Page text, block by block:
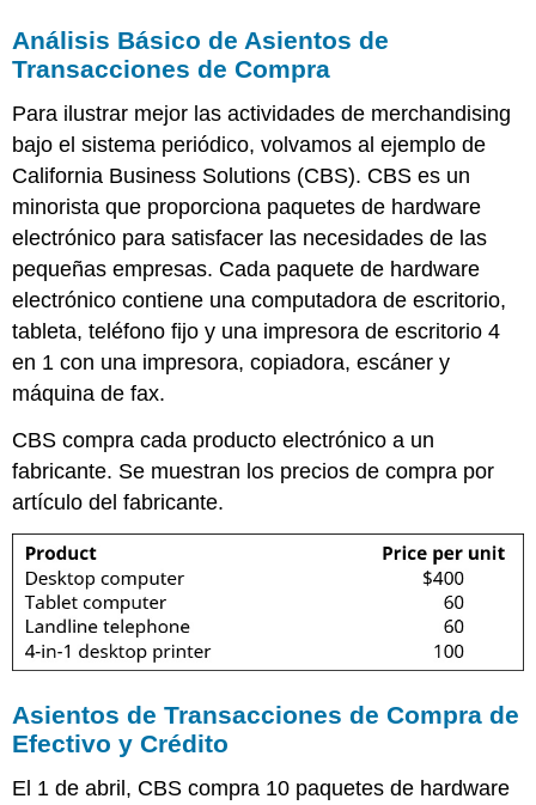
Análisis Básico de Asientos de
Transacciones de Compra
Para ilustrar mejor las actividades de merchandising
bajo el sistema periódico, volvamos al ejemplo de
California Business Solutions (CBS). CBS es un
minorista que proporciona paquetes de hardware
electrónico para satisfacer las necesidades de las
pequeñas empresas. Cada paquete de hardware
electrónico contiene una computadora de escritorio,
tableta, teléfono fijo y una impresora de escritorio 4
en 1 con una impresora, copiadora, escáner y
máquina de fax.
CBS compra cada producto electrónico a un
fabricante. Se muestran los precios de compra por
artículo del fabricante.
Asientos de Transacciones de Compra de
Efectivo y Crédito
El 1 de abril, CBS compra 10 paquetes de hardware